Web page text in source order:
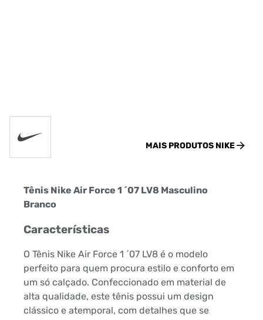
MAIS PRODUTOS NIKE
Tênis Nike Air Force 1 ´07 LV8 Masculino
Branco
Características
O Tênis Nike Air Force 1 ´07 LV8 é o modelo
perfeito para quem procura estilo e conforto em
um só calçado. Confeccionado em material de
alta qualidade, este tênis possui um design
clássico e atemporal, com detalhes que se